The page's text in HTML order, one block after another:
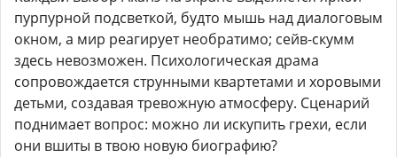
пурпурной подсветкой, будто мышь над диалоговым
окном, а мир реагирует необратимо; сейв-скумм
здесь невозможен. Психологическая драма
сопровождается струнными квартетами и хоровыми
детьми, создавая тревожную атмосферу. Сценарий
поднимает вопрос: можно ли искупить грехи, если
они вшиты в твою новую биографию?